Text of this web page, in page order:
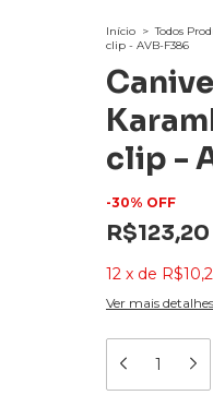
Início > Todos
clip - AVB-F386
clip -
-30% OFF
R$123,20
12 x de
Ver mais detalhes